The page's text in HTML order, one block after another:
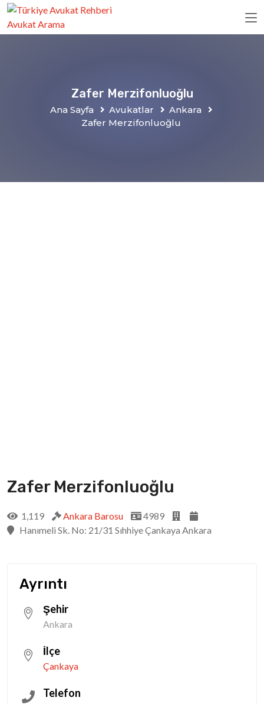
Zafer Merzifonluoğlu
Ana Sayfa Avukatlar
Ankara
Zafer Merzifonluoğlu
Zafer Merzifonluoğlu
1,119 Ankara Barosu
4989
Hanımeli Sk. No: 21/31 Sıhhiye Çankaya Ankara
Ayrıntı
Şehir
Ankara
İlçe
Çankaya
Telefon